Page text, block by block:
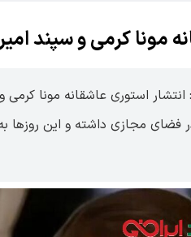
مونا کرمی و سپند
انتشار استوری عاشقانه مونا
فضای مجازی داشته و این